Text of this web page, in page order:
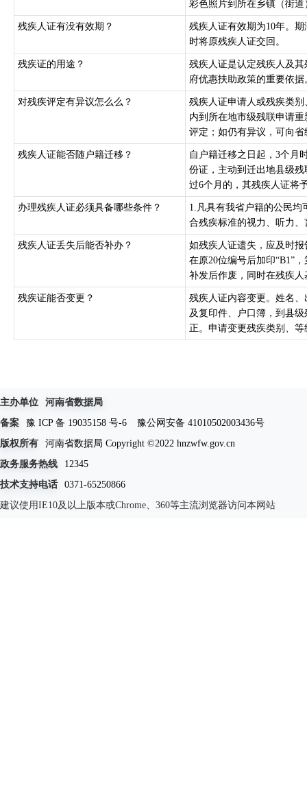
彩色照片到所在乡镇（街
残疾人证有没有效期？
残疾人证有效期为10年。
时将原残疾人证交回。
残疾证的用途？
残疾人证是认定残疾人及
府优惠扶助政策的重要依据
对残疾评定有异议怎么么？
残疾人证申请人或残疾类
内到所在地市级残联申请
评定；如仍有异议，可向
残疾人证能否随户籍迁移？
自户籍迁移之日起，3个月
份证，主动到迁出地县级
过6个月的，其残疾人证将
办理残疾人证必须具备哪些条件？
1.凡具有我省户籍的公民
合残疾标准的视力、听力
残疾人证丢失后能否补办？
如残疾人证遗失，应及时
在原20位编号后加印“B1”
补发后作废，同时在残疾人
残疾证能否变更？
残疾人证内容变更。姓名
及复印件、户口簿，到县
正。申请变更残疾类别、
主办单位
河南省数据局
备案
豫 ICP 备 19035158 号-6
豫公网安备 41010502003436号
版权所有
河南省数据局 Copyright ©2022 hnzwfw.gov.cn
政务服务热线
12345
技术支持电话
0371-65250866
建议使用IE10及以上版本或Chrome、360等主流浏览器访问本网站